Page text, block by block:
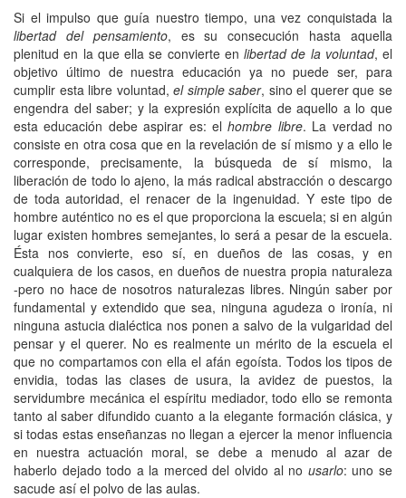
Si el impulso que guía nuestro tiempo, una vez conquistada la
libertad del pensamiento, es su consecución hasta aquella
plenitud en la que ella se convierte en libertad de la voluntad, el
objetivo último de nuestra educación ya no puede ser, para
cumplir esta libre voluntad,el simple saber, sino el querer que se
engendra del saber; y la expresión explícita de aquello a lo que
esta educación debe aspirar es: elhombre libre. La verdad no
consiste en otra cosa que en la revelación de sí mismo y a ello le
corresponde, precisamente, la búsqueda de sí mismo, la
liberación de todo lo ajeno, la más radical abstracción o descargo
de toda autoridad, el renacer de la ingenuidad. Y este tipo de
hombre auténtico no es el que proporciona la escuela; si en algún
lugar existen hombres semejantes, lo será a pesar de la escuela.
Ésta nos convierte, eso sí, en dueños de las cosas, y en
cualquiera de los casos, en dueños de nuestra propia naturaleza
-pero no hace de nosotros naturalezas libres. Ningún saber por
fundamental y extendido que sea, ninguna agudeza o ironía, ni
ninguna astucia dialéctica nos ponen a salvo de la vulgaridad del
pensar y el querer. No es realmente un mérito de la escuela el
que no compartamos con ella el afán egoísta. Todos los tipos de
envidia, todas las clases de usura, la avidez de puestos, la
servidumbre mecánica el espíritu mediador, todo ello se remonta
tanto al saber difundido cuanto a la elegante formación clásica, y
si todas estas enseñanzas no llegan a ejercer la menor influencia
en nuestra actuación moral, se debe a menudo al azar de
haberlo dejado todo a la merced del olvido al no usarlo: uno se
sacude así el polvo de las aulas.